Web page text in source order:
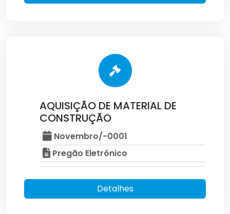
AQUISIÇÃO DE MATERIAL DE
CONSTRUÇÃO
Novembro/-0001
Pregão Eletrônico
Detalhes